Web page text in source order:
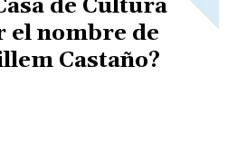
de Cultura
el nombre de
Castaño?